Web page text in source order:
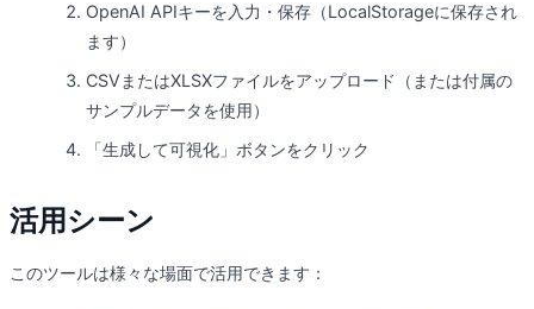
OpenAI APIキーを入力・保存（LocalStorageに保存され
ます）
CSVまたはXLSXファイルをアップロード（または付属の
サンプルデータを使用）
「生成して可視化」ボタンをクリック
活用シーン
このツールは様々な場面で活用できます：